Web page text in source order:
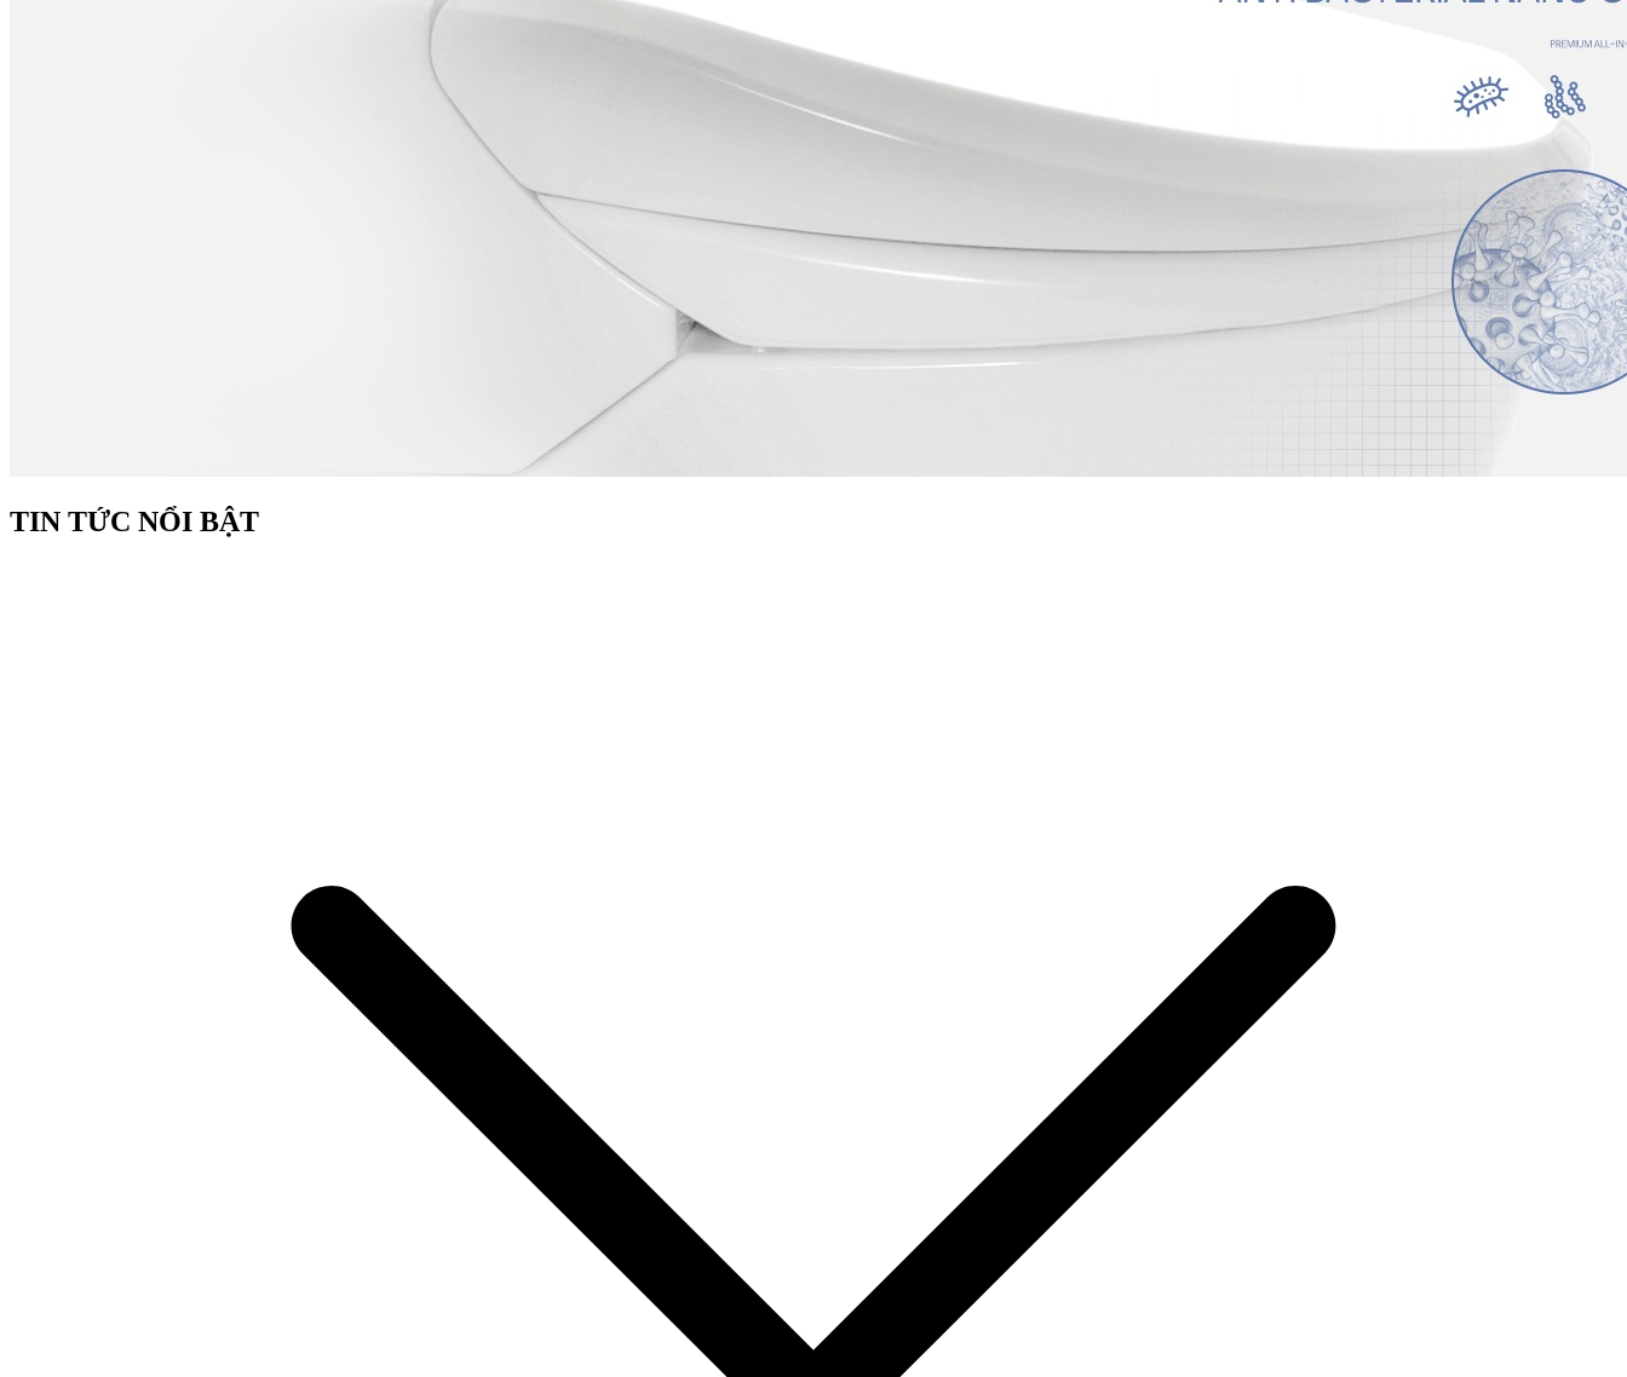
TIN TỨC NỔI BẬT